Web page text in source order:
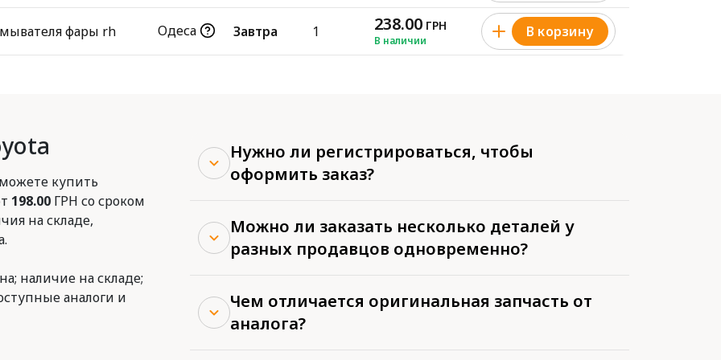
фары rh Одеса Завтра 1 238.00 ГРН
В наличии
В корзину
купить
198.00 ГРН со сроком
на складе,
наличие на складе;
аналоги и
Нужно ли регистрироваться, чтобы
оформить заказ?
Можно ли заказать несколько деталей у
разных продавцов одновременно?
Чем отличается оригинальная запчасть от
аналога?